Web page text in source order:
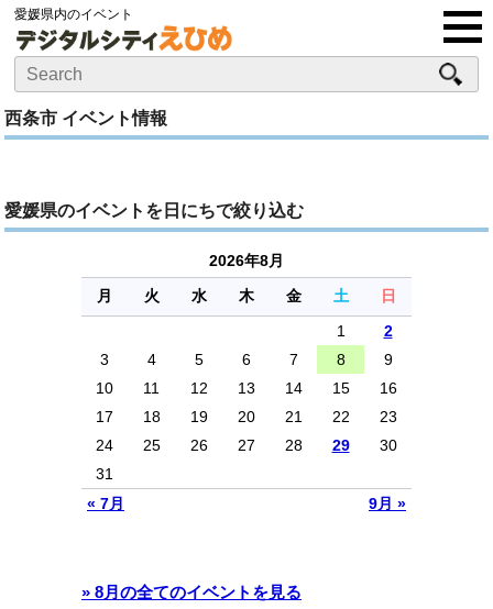
愛媛県内のイベント
西条市 イベント情報
愛媛県のイベントを日にちで絞り込む
2026年8月
月
火 水 木 金 土 日
« 7月 9月 »
1
2
3
4 5 6 7 8
9
10
11 12 13 14 15
16
17
18 19 20 21 22
23
24
25 26 27 28 29
30
31
» 8月の全てのイベントを見る